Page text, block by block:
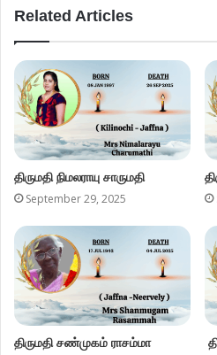
Related Articles
திருமதி நிமலராயு சாருமதி
September 29, 2025
திருமதி சண்முகம் ராசம்மா